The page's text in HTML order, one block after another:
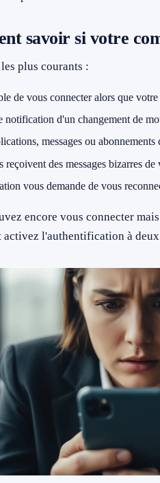
savoir si votre
plus courants :
de vous connecter alors que
notification d'un changement de
messages ou
reçoivent des messages bizarres de
vous demande de vous
encore vous connecter
activez l'authentification à